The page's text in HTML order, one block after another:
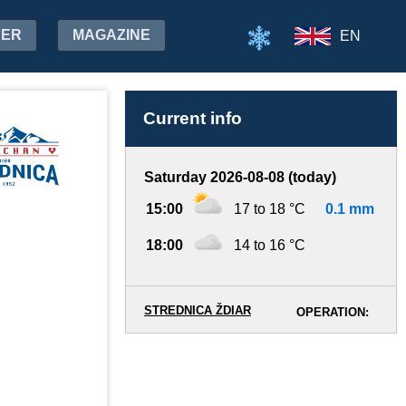
MAGAZINE EN
Current info
Saturday 2026-08-08 (today)
15:00 17 to 18 °C 0.1 mm
18:00 14 to 16 °C
OPERATION:
STREDNICA ŽDIAR